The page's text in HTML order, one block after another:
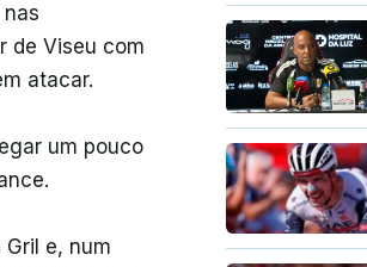
de Viseu com
atacar.
um pouco
e, num